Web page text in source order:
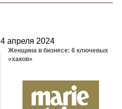
4 апреля 2024
Женщина в бизнесе: 6 ключевых
«хаков»